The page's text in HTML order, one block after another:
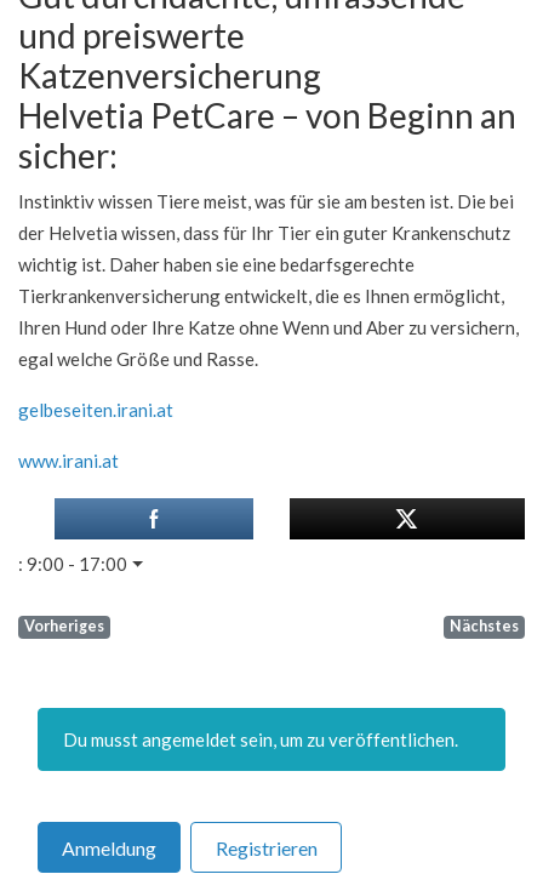
und preiswerte
Katzenversicherung
Helvetia PetCare – von Beginn an
sicher:
Instinktiv wissen Tiere meist, was für sie am besten ist. Die bei
der Helvetia wissen, dass für Ihr Tier ein guter Krankenschutz
wichtig ist. Daher haben sie eine bedarfsgerechte
Tierkrankenversicherung entwickelt, die es Ihnen ermöglicht,
Ihren Hund oder Ihre Katze ohne Wenn und Aber zu versichern,
egal welche Größe und Rasse.
gelbeseiten.irani.at
www.irani.at
: 9:00 - 17:00
Vorheriges Nächstes
Du musst angemeldet sein, um zu veröffentlichen.
Anmeldung Registrieren